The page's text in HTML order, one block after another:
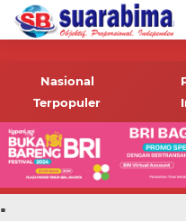
-->
informasi terbaru
Bima dan daerah sekitar
Nasional
Terpopuler
.